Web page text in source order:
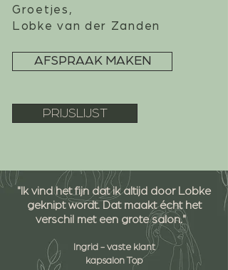
Groetjes,
Lobke van der Zanden
AFSPRAAK MAKEN
PRIJSLIJST
"Ik vind het fijn dat ik altijd door Lobke
geknipt wordt. Dat maakt écht het
verschil met een grote salon."
Ingrid - vaste klant
kapsalon Top